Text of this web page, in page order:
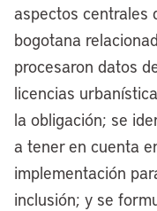
aspectos centrales
bogotana
procesaron datos
licencias
la obligación; se
a tener en cuenta
implementación
inclusión; y se